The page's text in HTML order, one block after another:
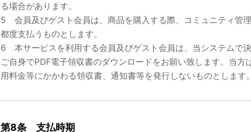
る場合があります。
5 会員及びゲスト会員は、商品を購入する際、コミュニティ管
都度支払うものとします。
6 本サービスを利用する会員及びゲスト会員は、当システムで
ご自身でPDF電子領収書のダウンロードをお願い致します。当方
用料金等にかかわる領収書、通知書等を発行しないものとします。
第8条 支払時期